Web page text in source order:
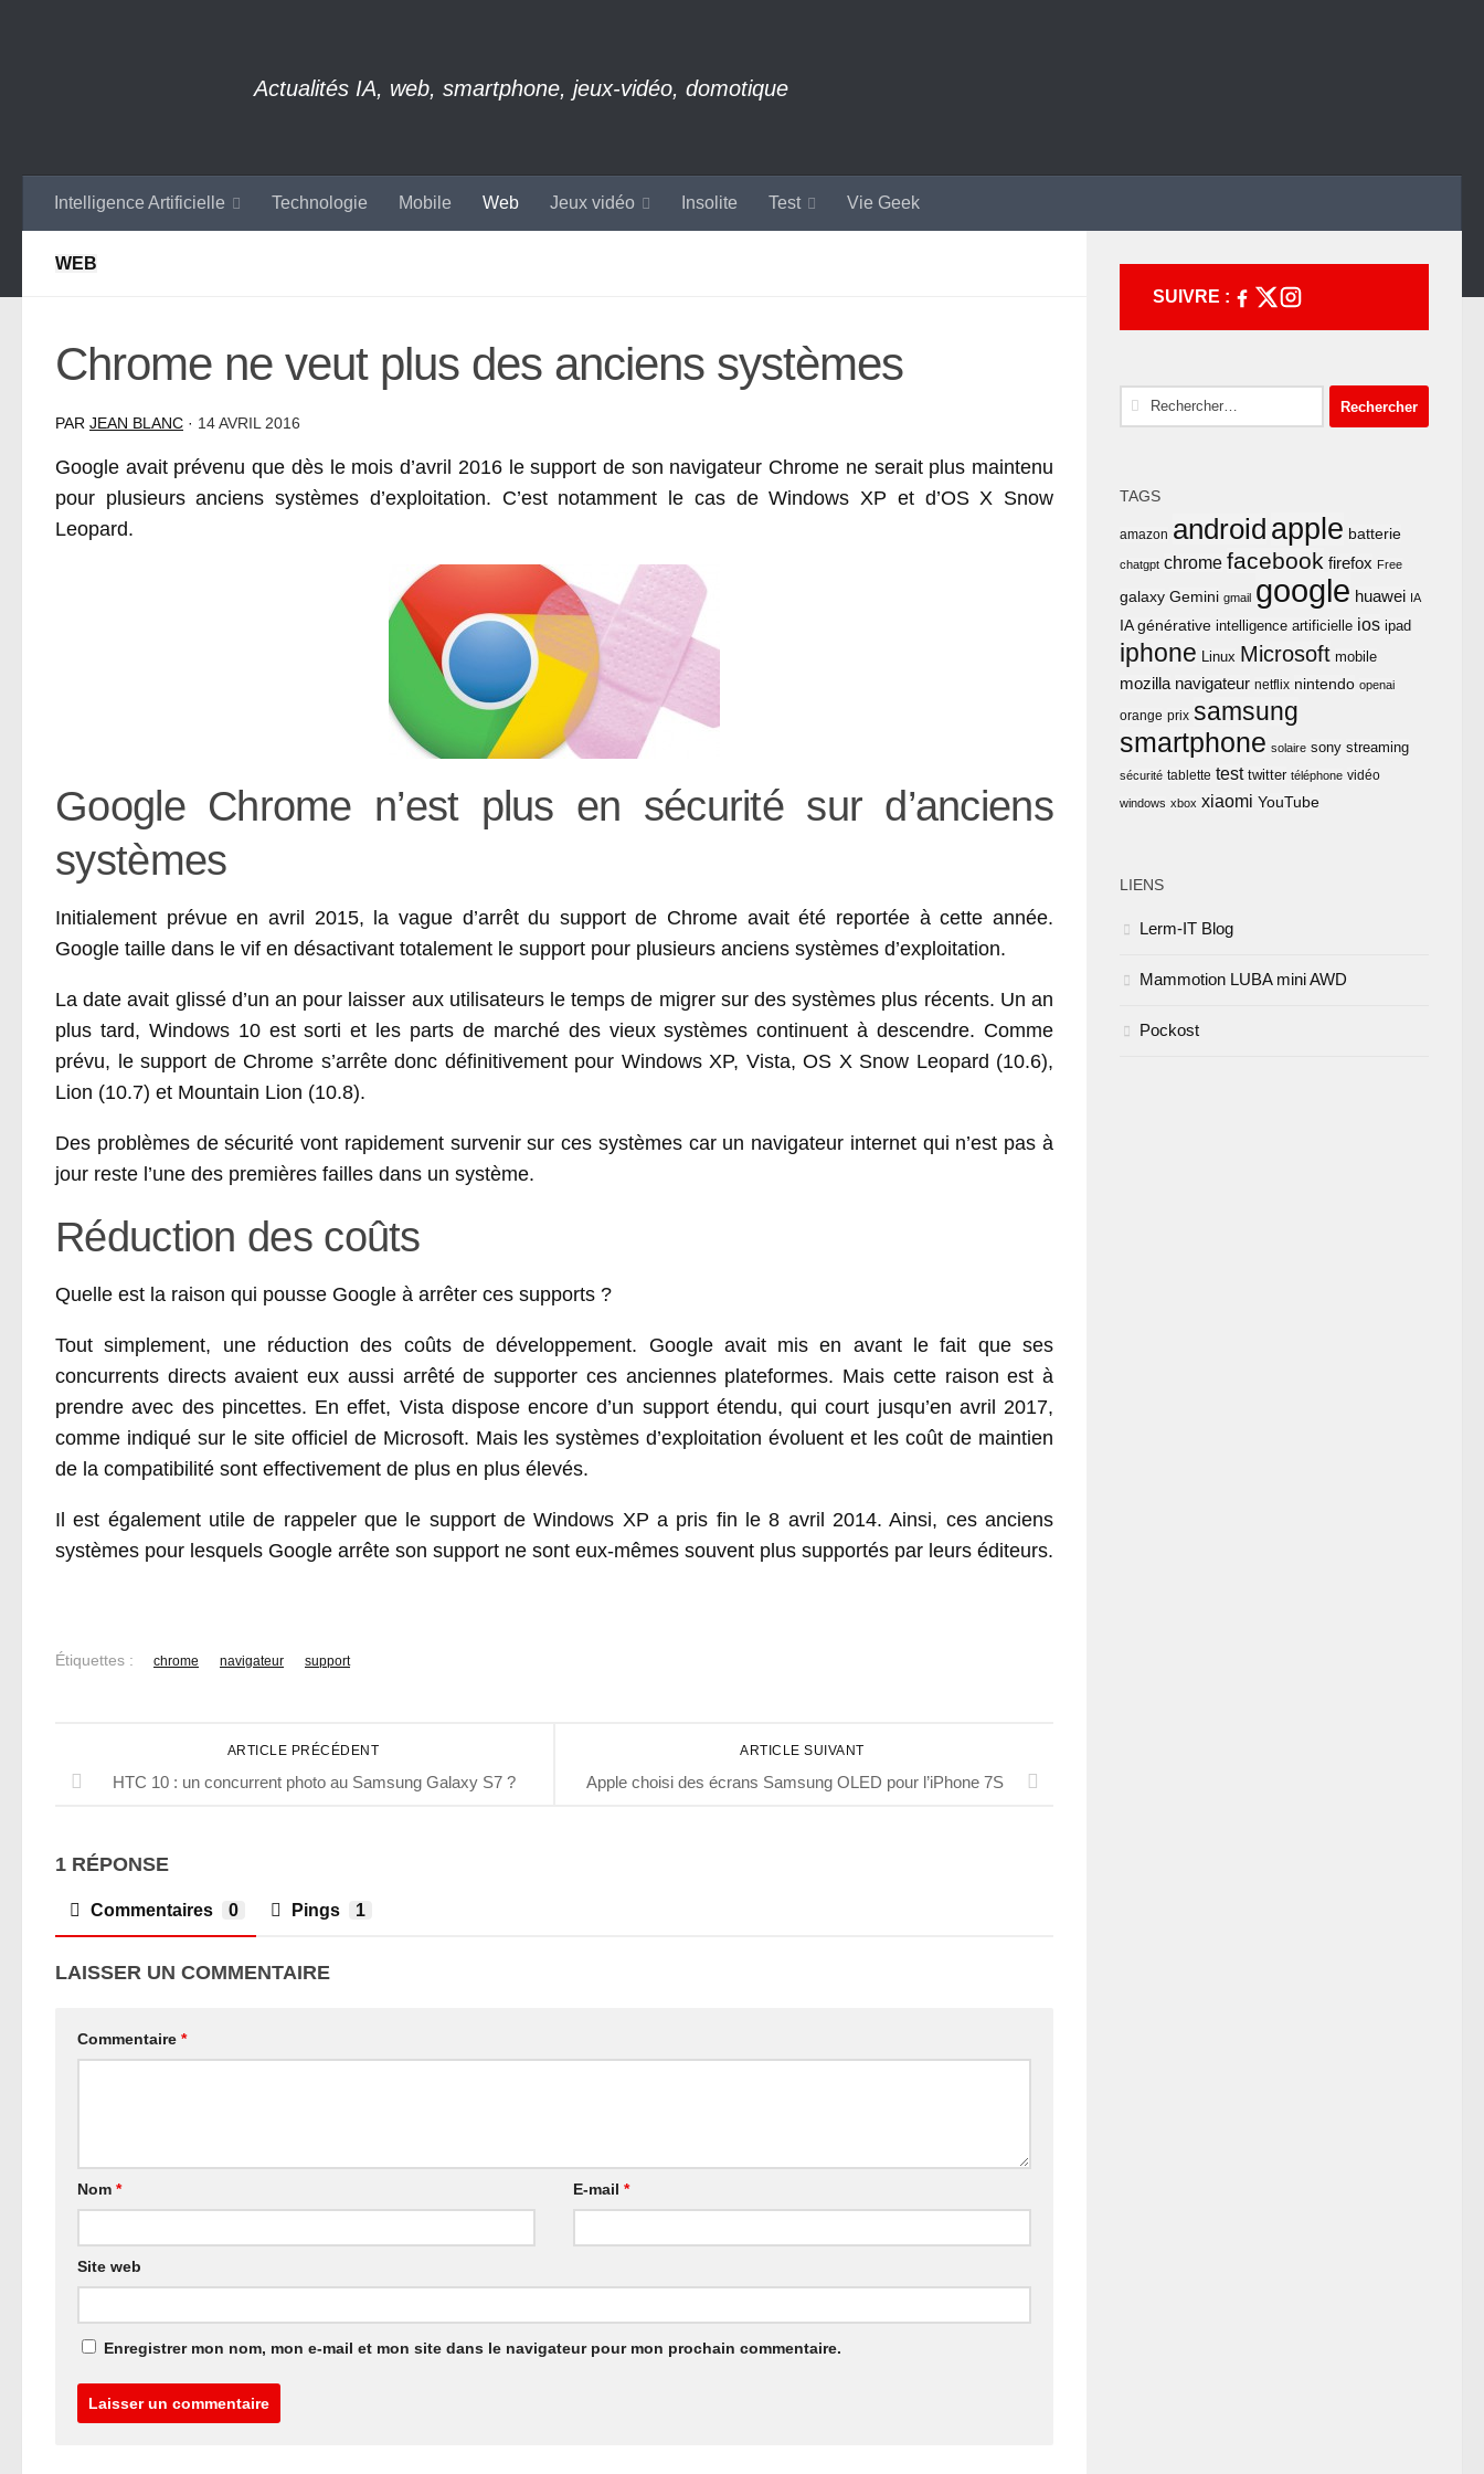
Actualités IA, web, smartphone, jeux-vidéo, domotique
Intelligence Artificielle Technologie Mobile Web Jeux vidéo Insolite Test Vie Geek
WEB
Chrome ne veut plus des anciens systèmes
PAR JEAN BLANC · 14 AVRIL 2016
Google avait prévenu que dès le mois d’avril 2016 le support de son navigateur Chrome ne serait plus maintenu
pour plusieurs anciens systèmes d’exploitation. C’est notamment le cas de Windows XP et d’OS X Snow
Leopard.
Google Chrome n’est plus en sécurité sur d’anciens
systèmes
Initialement prévue en avril 2015, la vague d’arrêt du support de Chrome avait été reportée à cette année.
Google taille dans le vif en désactivant totalement le support pour plusieurs anciens systèmes d’exploitation.
La date avait glissé d’un an pour laisser aux utilisateurs le temps de migrer sur des systèmes plus récents. Un an
plus tard, Windows 10 est sorti et les parts de marché des vieux systèmes continuent à descendre. Comme
prévu, le support de Chrome s’arrête donc définitivement pour Windows XP, Vista, OS X Snow Leopard (10.6),
Lion (10.7) et Mountain Lion (10.8).
Des problèmes de sécurité vont rapidement survenir sur ces systèmes car un navigateur internet qui n’est pas à
jour reste l’une des premières failles dans un système.
Réduction des coûts
Quelle est la raison qui pousse Google à arrêter ces supports ?
Tout simplement, une réduction des coûts de développement. Google avait mis en avant le fait que ses
concurrents directs avaient eux aussi arrêté de supporter ces anciennes plateformes. Mais cette raison est à
prendre avec des pincettes. En effet, Vista dispose encore d’un support étendu, qui court jusqu’en avril 2017,
comme indiqué sur le site officiel de Microsoft. Mais les systèmes d’exploitation évoluent et les coût de maintien
de la compatibilité sont effectivement de plus en plus élevés.
Il est également utile de rappeler que le support de Windows XP a pris fin le 8 avril 2014. Ainsi, ces anciens
systèmes pour lesquels Google arrête son support ne sont eux-mêmes souvent plus supportés par leurs éditeurs.
Étiquettes : chrome navigateur support
ARTICLE SUIVANT
Apple choisi des écrans Samsung OLED pour l’iPhone 7S
ARTICLE PRÉCÉDENT
HTC 10 : un concurrent photo au Samsung Galaxy S7 ?
1 RÉPONSE
Commentaires 0 Pings 1
LAISSER UN COMMENTAIRE
Commentaire *
Nom * E-mail*
Site web
Enregistrer mon nom, mon e-mail et mon site dans le navigateur pour mon prochain commentaire.
SUIVRE :
Rechercher :
TAGS
amazon android apple batterie
chatgpt chrome facebook firefox Free
galaxy Gemini gmail google huawei IA
IA générative intelligence artificielle ios ipad
iphone Linux Microsoft mobile
mozilla navigateur netflix nintendo openai
orange prix samsung
smartphone solaire sony streaming
sécurité tablette test twitter téléphone vidéo
windows xbox xiaomi YouTube
LIENS
Lerm-IT Blog
Mammotion LUBA mini AWD
Pockost